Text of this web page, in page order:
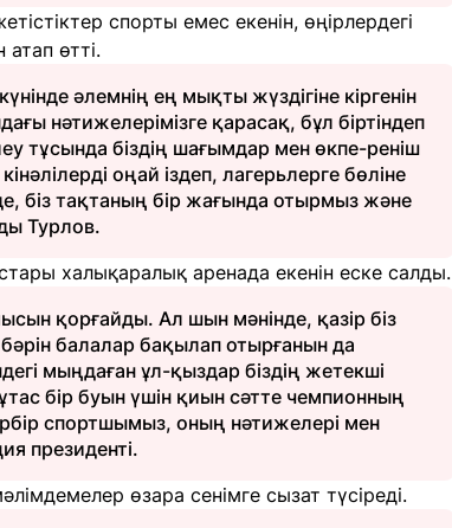
спорты емес екенін, өңірлердегі
өтті.
әлемнің ең мықты жүздігіне кіргенін
нәтижелерімізге қарасақ, бұл біртіндеп
тұсында біздің шағымдар мен өкпе-реніш
оңай іздеп, лагерьлерге бөліне
біз тақтаның бір жағында отырмыз және
Турлов.
халықаралық аренада екенін еске салды.
қорғайды. Ал шын мәнінде, қазір біз
балалар бақылап отырғанын да
мыңдаған ұл-қыздар біздің жетекші
бір буын үшін қиын сәтте чемпионның
спортшымыз, оның нәтижелері мен
президенті.
өзара сенімге сызат түсіреді.